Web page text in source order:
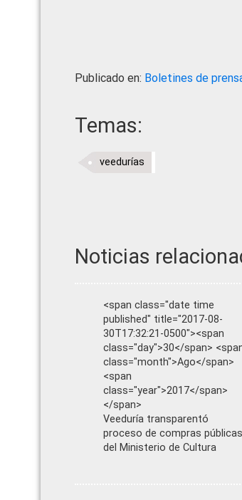
Publicado en: Boletines de
Temas:
veedurías
Noticias
<span class="date time
published" title="2017-08-
30T17:32:21-0500"><span
class="day">30</span>
class="month">Ago</span>
<span
class="year">2017</span>
</span>
Veeduría transparentó
proceso de compras públicas
del Ministerio de Cultura